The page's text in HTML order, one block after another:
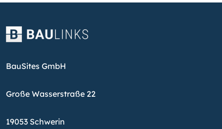
BauSites GmbH
Große Wasserstraße 22
19053 Schwerin